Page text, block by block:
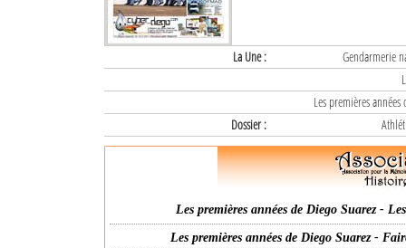
La Une :
Gendarmerie
Les premières
Dossier :
Les premières années de Diego Suarez -
Les premières années de Diego Suarez -